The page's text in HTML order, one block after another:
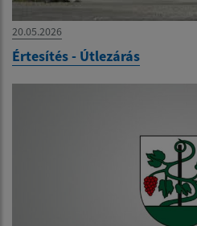
20.05.2026
Értesítés - Útlezárás